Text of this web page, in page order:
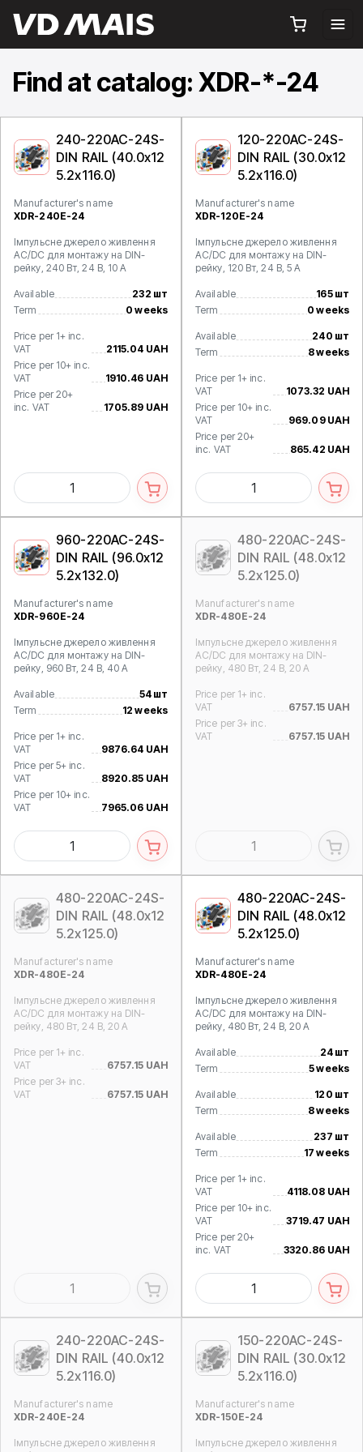
Find at catalog: XDR-*-24
240-220AC-24S-
DIN RAIL (40.0x12
5.2x116.0)
Manufacturer's name
XDR-240E-24
Імпульсне джерело живлення
AC/DC для монтажу на DIN-
рейку, 240 Вт, 24 В, 10 А
Available
232 шт
Term
0 weeks
Price per 1+ inc.
VAT
2115.04 UAH
Price per 10+ inc.
VAT
1910.46 UAH
Price per 20+
inc. VAT
1705.89 UAH
120-220AC-24S-
DIN RAIL (30.0x12
5.2x116.0)
Manufacturer's name
XDR-120E-24
Імпульсне джерело живлення
AC/DC для монтажу на DIN-
рейку, 120 Вт, 24 В, 5 А
Available
165 шт
Term
0 weeks
Available
240 шт
Term
8 weeks
Price per 1+ inc.
VAT
1073.32 UAH
Price per 10+ inc.
VAT
969.09 UAH
Price per 20+
inc. VAT
865.42 UAH
960-220AC-24S-
DIN RAIL (96.0x12
5.2x132.0)
Manufacturer's name
XDR-960E-24
Імпульсне джерело живлення
AC/DC для монтажу на DIN-
рейку, 960 Вт, 24 В, 40 А
Available
54 шт
Term
12 weeks
Price per 1+ inc.
VAT
9876.64 UAH
Price per 5+ inc.
VAT
8920.85 UAH
Price per 10+ inc.
VAT
7965.06 UAH
480-220AC-24S-
DIN RAIL (48.0x12
5.2x125.0)
Manufacturer's name
XDR-480E-24
Імпульсне джерело живлення
AC/DC для монтажу на DIN-
рейку, 480 Вт, 24 В, 20 А
Price per 1+ inc.
VAT
6757.15 UAH
Price per 3+ inc.
VAT
6757.15 UAH
480-220AC-24S-
DIN RAIL (48.0x12
5.2x125.0)
Manufacturer's name
XDR-480E-24
Імпульсне джерело живлення
AC/DC для монтажу на DIN-
рейку, 480 Вт, 24 В, 20 А
Price per 1+ inc.
VAT
6757.15 UAH
Price per 3+ inc.
VAT
6757.15 UAH
480-220AC-24S-
DIN RAIL (48.0x12
5.2x125.0)
Manufacturer's name
XDR-480E-24
Імпульсне джерело живлення
AC/DC для монтажу на DIN-
рейку, 480 Вт, 24 В, 20 А
Available
24 шт
Term
5 weeks
Available
120 шт
Term
8 weeks
Available
237 шт
Term
17 weeks
Price per 1+ inc.
VAT
4118.08 UAH
Price per 10+ inc.
VAT
3719.47 UAH
Price per 20+
inc. VAT
3320.86 UAH
240-220AC-24S-
DIN RAIL (40.0x12
5.2x116.0)
Manufacturer's name
XDR-240E-24
Імпульсне джерело живлення
150-220AC-24S-
DIN RAIL (30.0x12
5.2x116.0)
Manufacturer's name
XDR-150E-24
Імпульсне джерело живлення